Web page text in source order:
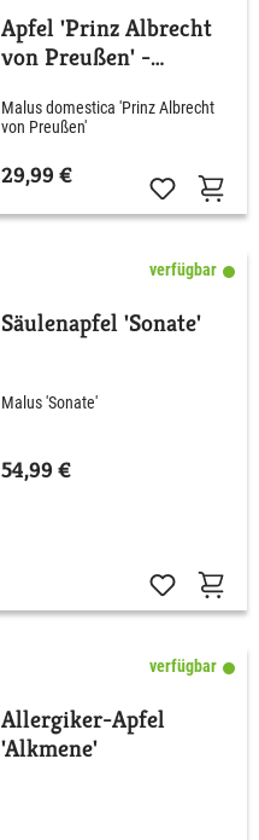
Apfel 'Prinz Albrecht
von Preußen' -
Malus domestica 'Prinz Albrecht
von Preußen'
29,99 €
verfügbar
Säulenapfel 'Sonate'
Malus 'Sonate'
54,99 €
verfügbar
Allergiker-Apfel
'Alkmene'